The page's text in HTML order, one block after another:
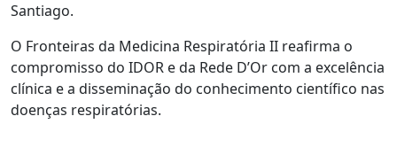
Santiago.
O Fronteiras da Medicina Respiratória II reafirma o
compromisso do IDOR e da Rede D’Or com a excelência
clínica e a disseminação do conhecimento científico nas
doenças respiratórias.